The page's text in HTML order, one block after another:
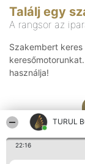
TURUL
22:16
Találj egy
A rangsor az
Szakembert
használja!